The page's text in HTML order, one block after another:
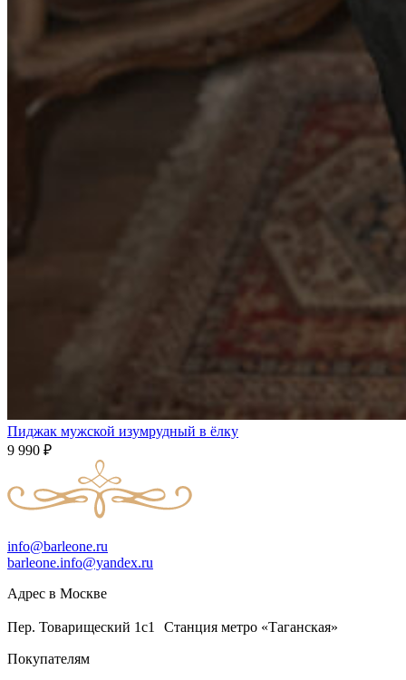
Пиджак мужской изумрудный в ёлку
9 990 ₽
info@barleone.ru
barleone.info@yandex.ru
Адрес в Москве
Пер. Товарищеский 1с1 Станция метро «Таганская»
Покупателям